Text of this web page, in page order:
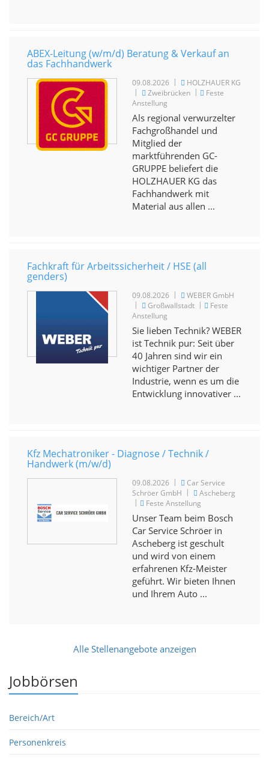
ABEX-Leitung (w/m/d) Beratung & Verkauf an
das Fachhandwerk
09.08.2026 |
HOLZHAUER KG
|
Zweibrücken |
Feste
Anstellung
Als regional verwurzelter
Fachgroßhandel und
Mitglied der
marktführenden GC-
GRUPPE beliefert die
HOLZHAUER KG das
Fachhandwerk mit
Material aus allen ...
Fachkraft für Arbeitssicherheit / HSE (all
genders)
09.08.2026 |
WEBER GmbH
|
Großwallstadt |
Feste
Anstellung
Sie lieben Technik? WEBER
ist Technik pur: Seit über
40 Jahren sind wir ein
wichtiger Partner der
Industrie, wenn es um die
Entwicklung innovativer ...
Kfz Mechatroniker - Diagnose / Technik /
Handwerk (m/w/d)
09.08.2026 |
Car Service
Schröer GmbH |
Ascheberg
|
Feste Anstellung
Unser Team beim Bosch
Car Service Schröer in
Ascheberg ist geschult
und wird von einem
erfahrenen Kfz-Meister
geführt. Wir bieten Ihnen
und Ihrem Auto ...
Alle Stellenangebote anzeigen
Jobbörsen
Bereich/Art
Personenkreis